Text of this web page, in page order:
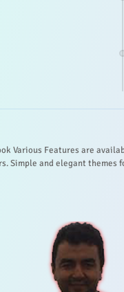
Various Features are
Simple and elegant themes